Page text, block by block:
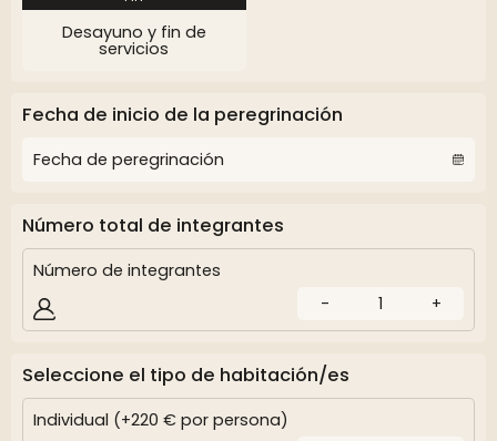
Desayuno y fin de
servicios
Fecha de inicio de la peregrinación
Número total de integrantes
Número de integrantes
-
1 +
Seleccione el tipo de habitación/es
Individual (+220 € por persona)